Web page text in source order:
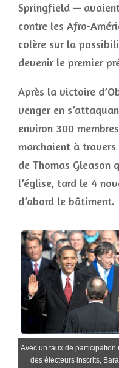
Springfield —
contre les Afro-
colère sur la
devenir le premier
Après la victoire
venger en
environ 300
marchaient à
de Thomas Gleason
l’église, tard le 4
d’abord le bâtiment.
Avec un taux de participation
des électeurs inscrits,